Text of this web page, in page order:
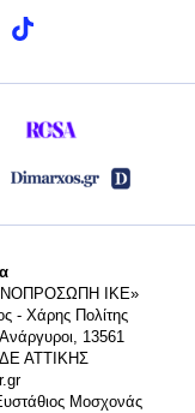
ΙΚΕ»
- Χάρης Πολίτης
13561
ΑΤΤΙΚΗΣ
Μοσχονάς